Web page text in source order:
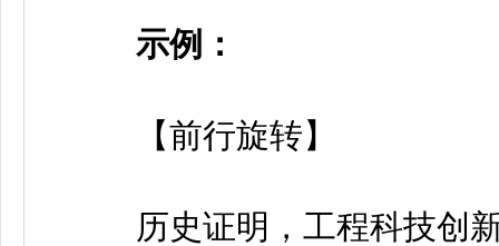
示例：
【前行旋转】
历史证明，工程科技创新